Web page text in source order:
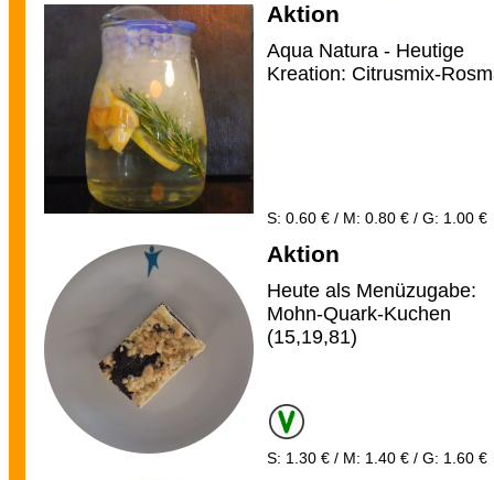
Aktion
Aqua Natura - Heutige
Kreation: Citrusmix-
S: 0.60 € / M: 0.80 € / G: 1.00 €
Aktion
Heute als Menüzugabe:
Mohn-Quark-Kuchen
(15,19,81)
S: 1.30 € / M: 1.40 € / G: 1.60 €